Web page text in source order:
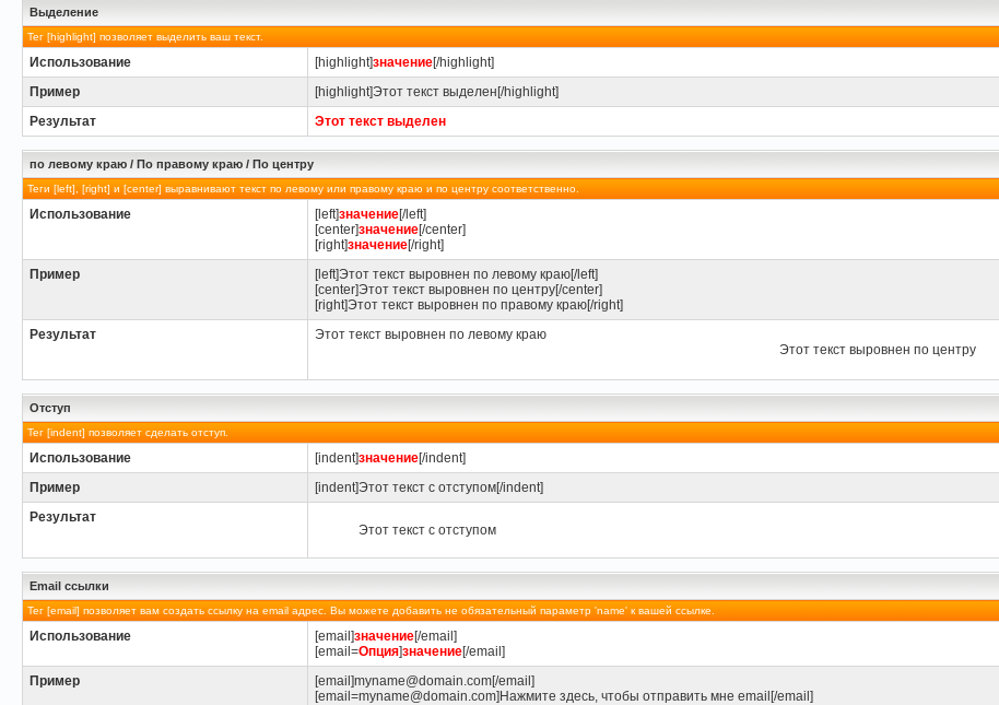
Выделение
Тег [highlight] позволяет выделить ваш текст.
Использование [highlight]значение[/highlight]
Пример
[highlight]Этот текст выделен[/highlight]
Результат
Этот текст выделен
по левому краю / По правому краю / По центру
Теги [left], [right] и [center] выравнивают текст по левому или правому краю и по центру соответственно.
Использование [left]значение[/left]
[center]значение[/center]
[right]значение[/right]
Пример
[left]Этот текст выровнен по левому краю[/left]
[center]Этот текст выровнен по центру[/center]
[right]Этот текст выровнен по правому краю[/right]
Результат
Этот текст выровнен по левому краю
Этот текст выровнен по центру
Отступ
Тег [indent] позволяет сделать отступ.
Использование [indent]значение[/indent]
Пример
[indent]Этот текст с отступом[/indent]
Результат
Этот текст с отступом
Email ссылки
Тег [email] позволяет вам создать ссылку на email адрес. Вы можете добавить не обязательный параметр 'name' к вашей ссылке.
Использование [email]значение[/email]
[email=Опция]значение[/email]
Пример
[email]myname@domain.com[/email]
[email=myname@domain.com]Нажмите здесь, чтобы отправить мне email[/email]